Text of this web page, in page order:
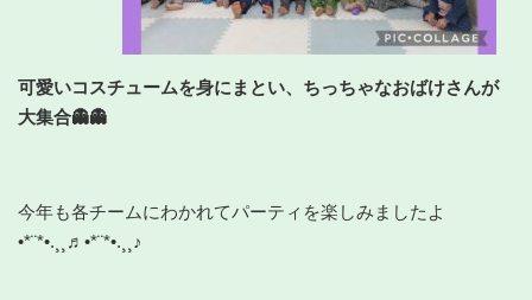
可愛いコスチュームを身にまとい、ちっちゃなおばけさんが
大集合👻👻
今年も各チームにわかれてパーティを楽しみましたよ
•*¨*•.¸¸♬•*¨*•.¸¸♪